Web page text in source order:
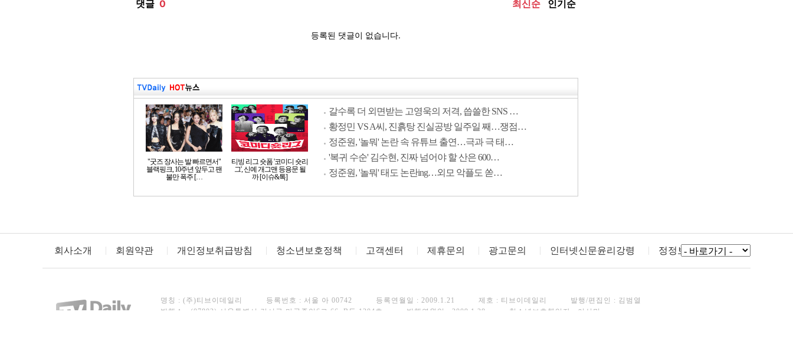
"굿즈 장사는 발 빠르면서"
블랙핑크, 10주년 앞두고 팬
불만 폭주 […
티빙 리그 숏폼 '코미디 숏리
그', 신예 개그맨 등용문 될
까 [이슈&톡]
갈수록 더 외면받는 고영욱의 저격, 씁쓸한 SNS …
황정민 VS A씨, 진흙탕 진실공방 일주일 째…쟁점…
정준원, '놀뭐' 논란 속 유튜브 출연…극과 극 태…
'복귀 수순' 김수현, 진짜 넘어야 할 산은 600…
정준원, '놀뭐' 태도 논란ing…외모 악플도 쏟…
회사소개 회원약관 개인정보취급방침 청소년보호정책 고객센터 제휴문의 광고문의 인터넷신문윤리강령 정정보도
명칭 : (주)티브이데일리 등록번호 : 서울 아 00742 등록연월일 : 2009.1.21 제호 : 티브이데일리
발행/편집인 : 김범열
발행소 : (07803) 서울특별시 강서구 마곡중앙6로 66, B동 1204호
발행연월일 : 2009.1.28
청소년보호책임자 : 이선민